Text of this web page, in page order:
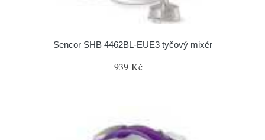
Sencor SHB 4462BL-EUE3 tyčový mixér
939 Kč